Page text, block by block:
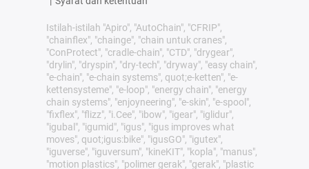
Istilah-istilah "Apiro", "AutoChain", "CFRIP",
"chainflex", "chainge", "chain untuk cranes",
"ConProtect", "cradle-chain", "CTD", "drygear",
"drylin", "dryspin", "dry-tech", "dryway", "easy chain",
"e-chain", "e-chain systems", quot;e-ketten", "e-
kettensysteme", "e-loop", "energy chain", "energy
chain systems", "enjoyneering", "e-skin", "e-spool",
"fixflex", "flizz", "i.Cee", "ibow", "igear", "iglidur",
"igubal", "igumid", "igus", "igus improves what
moves", quot;igus:bike", "igusGO", "igutex",
"iguverse", "iguversum", "kineKIT", "kopla", "manus",
"motion plastics", "polimer gerak", "gerak", "plastic